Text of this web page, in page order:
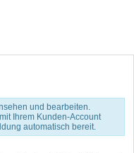
und bearbeiten.
Ihrem Kunden-Account
automatisch bereit.